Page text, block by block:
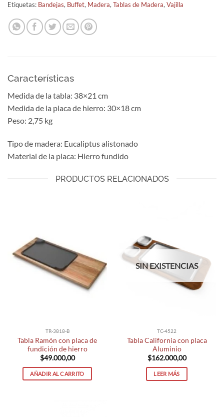
Etiquetas: Bandejas, Buffet, Madera,Tablas de Madera,Vajilla
Características
Medida de la tabla: 38×21 cm
Medida de la placa de hierro: 30×18 cm
Peso: 2,75 kg
Tipo de madera: Eucaliptus alistonado
Material de la placa: Hierro fundido
PRODUCTOS RELACIONADOS
TR-3818-B
Tabla Ramón con placa de
fundición de hierro
$49.000,00
AÑADIR AL CARRITO
SIN EXISTENCIAS
TC-4522
Tabla California con placa
Aluminio
$162.000,00
LEER MÁS